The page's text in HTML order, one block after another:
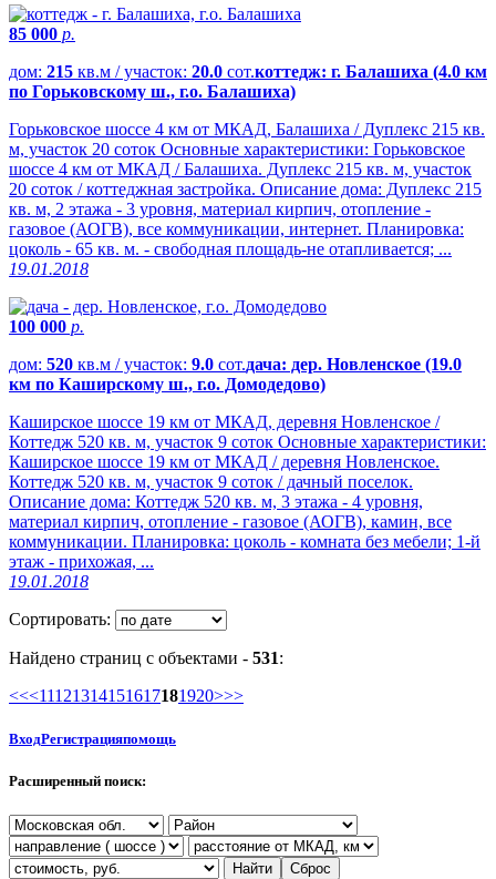
85 000 р.
дом: 215 кв.м / участок: 20.0 сот.коттедж: г. Балашиха (4.0 км
по Горьковскому ш., г.о. Балашиха)
Горьковское шоссе 4 км от МКАД, Балашиха / Дуплекс 215 кв.
м, участок 20 соток Основные характеристики: Горьковское
шоссе 4 км от МКАД / Балашиха. Дуплекс 215 кв. м, участок
20 соток / коттеджная застройка. Описание дома: Дуплекс 215
кв. м, 2 этажа - 3 уровня, материал кирпич, отопление -
газовое (АОГВ), все коммуникации, интернет. Планировка:
цоколь - 65 кв. м. - свободная площадь-не отапливается; ...
19.01.2018
100 000 р.
дом: 520 кв.м / участок: 9.0 сот.дача: дер. Новленское (19.0
км по Каширскому ш., г.о. Домодедово)
Каширское шоссе 19 км от МКАД, деревня Новленское /
Коттедж 520 кв. м, участок 9 соток Основные характеристики:
Каширское шоссе 19 км от МКАД / деревня Новленское.
Коттедж 520 кв. м, участок 9 соток / дачный поселок.
Описание дома: Коттедж 520 кв. м, 3 этажа - 4 уровня,
материал кирпич, отопление - газовое (АОГВ), камин, все
коммуникации. Планировка: цоколь - комната без мебели; 1-й
этаж - прихожая, ...
19.01.2018
Сортировать:
Найдено страниц с объектами - 531:
<<<11121314151617181920>>>
ВходРегистрацияпомощь
Расширенный поиск:
Найти Сброс